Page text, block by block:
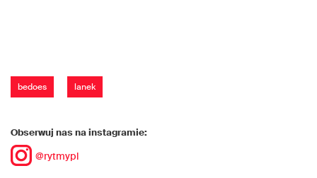
bedoes lanek
Obserwuj nas na instagramie:
@rytmypl